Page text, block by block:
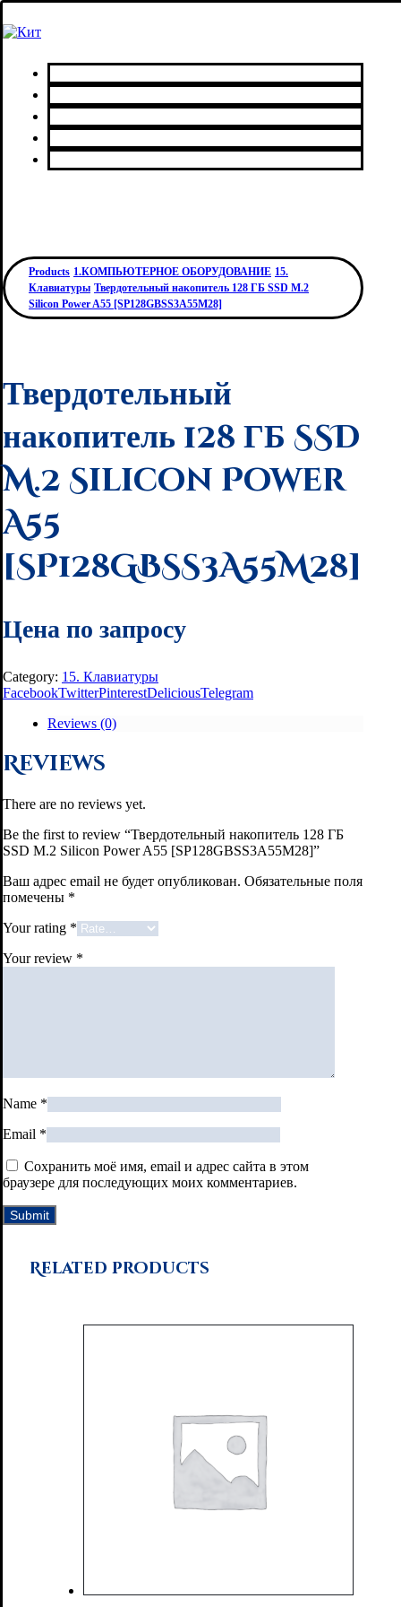
Products 1.КОМПЬЮТЕРНОЕ ОБОРУДОВАНИЕ 15.
Клавиатуры Твердотельный накопитель 128 ГБ SSD M.2
Silicon Power A55 [SP128GBSS3A55M28]
Твердотельный
накопитель 128 ГБ SSD
M.2 Silicon Power
A55
[SP128GBSS3A55M28]
Цена по запросу
Category: 15. Клавиатуры
FacebookTwitterPinterestDeliciousTelegram
Reviews (0)
Reviews
There are no reviews yet.
Be the first to review “Твердотельный накопитель 128 ГБ
SSD M.2 Silicon Power A55 [SP128GBSS3A55M28]”
Ваш адрес email не будет опубликован. Обязательные поля
помечены *
Your rating *
Your review *
Name *
Email *
Сохранить моё имя, email и адрес сайта в этом
браузере для последующих моих комментариев.
Related products